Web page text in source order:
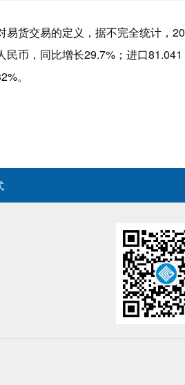
货交易的定义，据不完全统计，20
币，同比增长29.7%；进口81.041
。